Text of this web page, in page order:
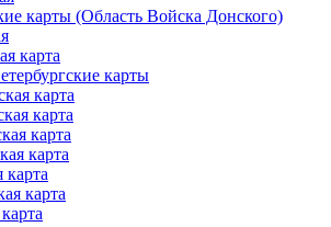
карты (Область Войска Донского)
карта
карты
карта
карта
карта
карта
карта
карта